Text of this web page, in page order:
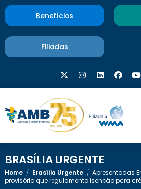
Benefícios
Filiadas
BRASÍLIA URGENTE
Home / Brasília Urgente / Apresentadas
provisória que regulamenta isenção para